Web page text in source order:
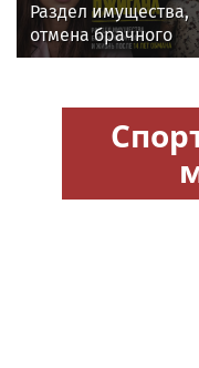
Раздел имущества,
отмена брачного
контракта и новые
Джиган после
Оксаной